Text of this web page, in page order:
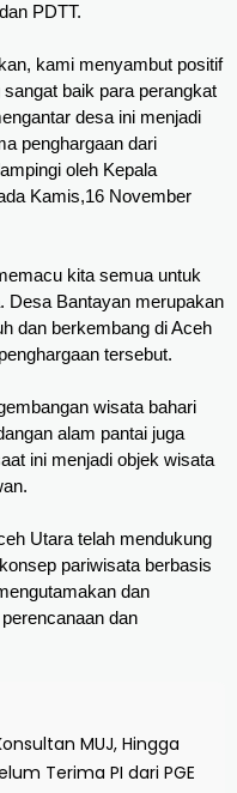
PDTT.
kami menyambut positif
baik para perangkat
desa ini menjadi
penghargaan dari
oleh Kepala
Kamis,16 November
kita semua untuk
Desa Bantayan merupakan
dan berkembang di Aceh
tersebut.
wisata bahari
alam pantai juga
ini menjadi objek wisata
Utara telah mendukung
pariwisata berbasis
dan
dan
MUJ, Hingga
Terima PI dari PGE